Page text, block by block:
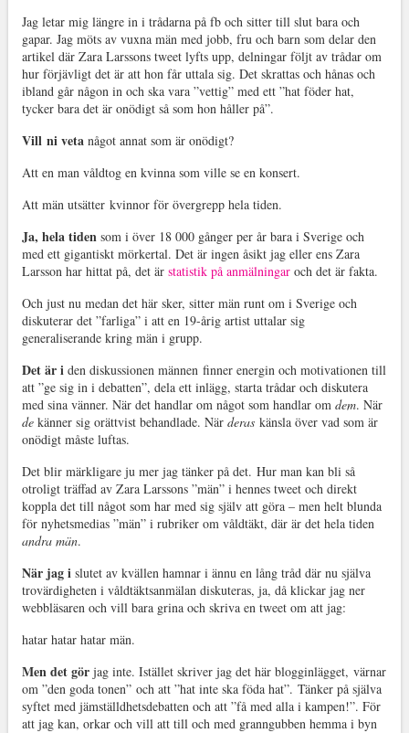
Jag letar mig längre in i trådarna på fb och sitter till slut bara och
gapar. Jag möts av vuxna män med jobb, fru och barn som delar den
artikel där Zara Larssons tweet lyfts upp, delningar följt av trådar om
hur förjävligt det är att hon får uttala sig. Det skrattas och hånas och
ibland går någon in och ska vara ”vettig” med ett ”hat föder hat,
tycker bara det är onödigt så som hon håller på”.
Vill ni veta något annat som är onödigt?
Att en man våldtog en kvinna som ville se en konsert.
Att män utsätter kvinnor för övergrepp hela tiden.
Ja, hela tiden som i över 18 000 gånger per år bara i Sverige och
med ett gigantiskt mörkertal. Det är ingen åsikt jag eller ens Zara
Larsson har hittat på, det är statistik på anmälningaroch det är fakta.
Och just nu medan det här sker, sitter män runt om i Sverige och
diskuterar det ”farliga” i att en 19-årig artist uttalar sig
generaliserande kring män i grupp.
Det är iden diskussionen männen finner energin och motivationen till
att ”ge sig in i debatten”, dela ett inlägg, starta trådar och diskutera
med sina vänner. När det handlar om något som handlar om dem. När
dekänner sig orättvist behandlade. När deraskänsla över vad som är
onödigt måste luftas.
Det blir märkligare ju mer jag tänker på det. Hur man kan bli så
otroligt träffad av Zara Larssons ”män” i hennes tweet och direkt
koppla det till något som har med sig själv att göra – men helt blunda
för nyhetsmedias ”män” i rubriker om våldtäkt, där är det hela tiden
andra män.
När jag islutet av kvällen hamnar i ännu en lång tråd där nu själva
trovärdigheten i våldtäktsanmälan diskuteras, ja, då klickar jag ner
webbläsaren och vill bara grina och skriva en tweet om att jag:
hatar hatar hatar män.
Men det gör jag inte. Istället skriver jag det här blogginlägget, värnar
om ”den goda tonen” och att ”hat inte ska föda hat”. Tänker på själva
syftet med jämställdhetsdebatten och att ”få med alla i kampen!”. För
att jag kan, orkar och vill att till och med granngubben hemma i byn